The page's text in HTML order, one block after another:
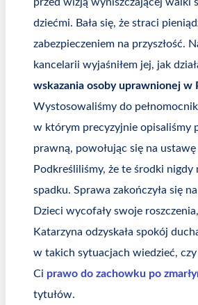
przed wizją wyniszczającej walki
dziećmi. Bała się, że straci
zabezpieczeniem na przyszłość.
kancelarii wyjaśniłem jej, jak
wskazania osoby uprawnionej w
Wystosowaliśmy do
w którym precyzyjnie opisaliśmy
prawną, powołując się na ustawę
Podkreśliliśmy, że te środki nigdy
spadku. Sprawa zakończyła się
Dzieci wycofały swoje
Katarzyna odzyskała spokój
w takich sytuacjach wiedzieć, czy
Ci prawo do zachowku po
tytułów.